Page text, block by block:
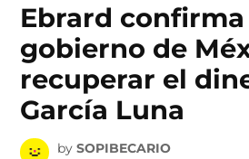
Ebrard
gobierno de
recuperar el
García Luna
by SOPIBECARIO